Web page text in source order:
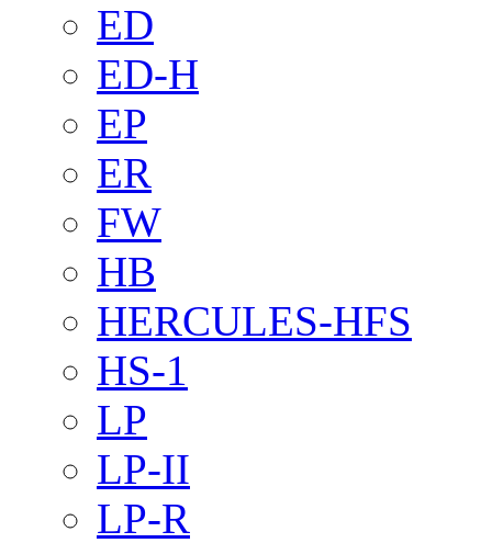
ED
ED-H
EP
ER
FW
HB
HERCULES-HFS
HS-1
LP
LP-II
LP-R